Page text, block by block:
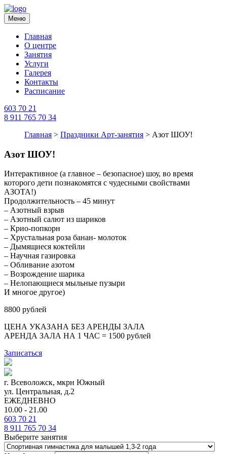
Меню
Главная
О центре
Занятия
Услуги
Галерея
Контакты
Расписание
603 70 21
8 911 765 70 34
Главная > Праздники Арт-занятия > Азот ШОУ!
Азот ШОУ!
Интерактивное (а главное – безопасное) шоу, во время
которого дети познакомятся с чудесными свойствами
АЗОТА!)
Продолжительность – 45 минут
– Азотный взрыв
– Азотный салют из шариков
– Крио-попкорн
– Хрустальная роза банан- молоток
– Дымящиеся коктейли
– Научная газировка
– Обливание азотом
– Возрождение шарика
– Нелопающиеся мыльные пузыри
И многое другое)
8800 рублей
ЦЕНА УКАЗАНА БЕЗ АРЕНДЫ ЗАЛА
АРЕНДА ЗАЛА НА 1 ЧАС = 1500 рублей
Записаться
г. Всеволожск, мкрн Южный
ул. Центральная, д.2
ЕЖЕДНЕВНО
10.00 - 21.00
603 70 21
8 911 765 70 34
Выберите занятия